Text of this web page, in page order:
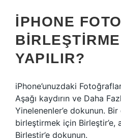
IPHONE
YAPILIR?
iPhone’unuzdaki
Aşağı kaydırın ve Daha
Yinelenenler’e dokunun.
birleştirmek için Birleştir’e,
Birleştir’e dokunun.